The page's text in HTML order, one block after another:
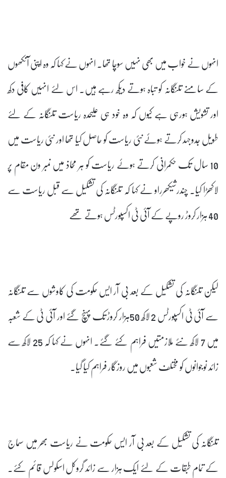
انہوں نے خواب میں بھی نہیں سوچا تھا۔ انہوں نے کہا کہ وہ اپنی آنکھوں
کے سامنے تلنگانہ کو تباہ ہوتے دیکھ رہے ہیں۔ اس لئے انہیں کافی دکھ
اور تشویش ہورہی ہے کیوں کہ وہ خود ہی علیحدہ ریاست تلنگانہ کے لئے
طویل جدوجہد کرتے ہوئے نئی ریاست کو حاصل کیا تھا اور نئی ریاست میں
10 سال تک حکمرانی کرتے ہوئے ریاست کو ہر محاذ میں نمبر ون مقام پر
لاکھڑا کیا۔ چندرشیکھرراو نے کہا کہ تلنگانہ کی تشکیل سے قبل ریاست سے
40 ہزار کروڑ روپے کے آئی ٹی اکسپورٹس ہوتے تھے
لیکن تلنگانہ کی تشکیل کے بعد بی آر ایس حکومت کی کاوشوں سے تلنگانہ
سے آئی ٹی اکسپورٹس 2 لاکھ 50ہزار کروڑ تک پہنچ گئے اور آئی ٹی کے شعبہ
میں 7 لاکھ نئے ملازمتیں فراہم کئے گئے۔ انہوں نے کہا کہ 25 لاکھ سے
زائد نوجوانوں کو مختلف شعبوں میں روزگار فراہم کیا گیا۔
تلنگانہ کی تشکیل کے بعد بی آر ایس حکومت نے ریاست بھر میں سماج
کے تمام طبقات کے لئے ایک ہزار سے زائد گروکل اسکولس قائم کئے۔